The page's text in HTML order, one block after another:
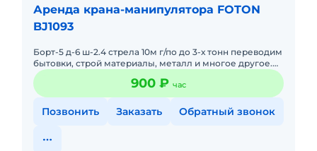
Аренда крана-манипулятора FOTON
BJ1093
Борт-5 д-6 ш-2.4 стрела 10м г/по до 3-х тонн переводим
бытовки, строй материалы, металл и многое другое.
Минимальный заказ 4часа 750р/час оплата нал б/н
900 ₽ час
Позвонить Заказать Обратный звонок